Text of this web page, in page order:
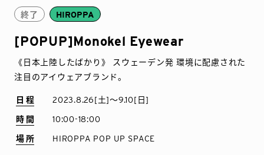
終了 HIROPPA
[POPUP]Monokel Eyewear
《日本上陸したばかり》 スウェーデン発 環境に配慮された
注目のアイウェアブランド。
日程 2023.8.26[土]〜9.10[日]
時間 10:00-18:00
場所 HIROPPA POP UP SPACE